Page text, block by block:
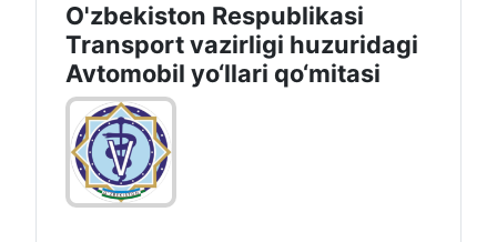
O'zbekiston Respublikasi
Transport vazirligi huzuridagi
Avtomobil yo‘llari qo‘mitasi